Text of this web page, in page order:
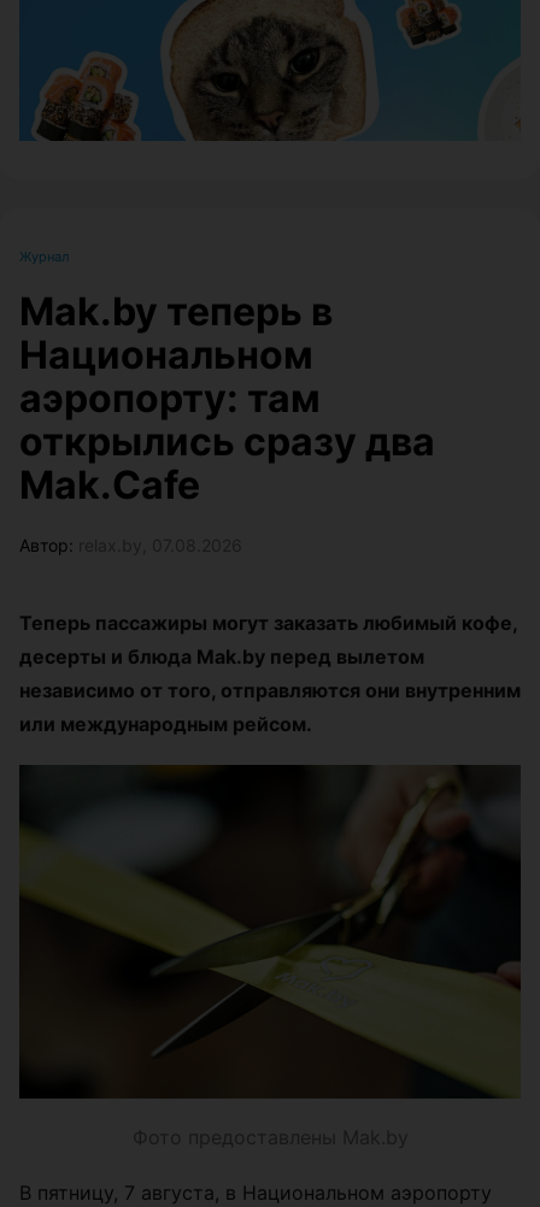
Журнал
Mak.by теперь в
Национальном
аэропорту: там
открылись сразу два
Mak.Cafe
Автор:
Теперь пассажиры могут заказать любимый кофе,
десерты и блюда Mak.by перед вылетом
независимо от того, отправляются они внутренним
или международным рейсом.
Фото предоставлены Mak.by
В пятницу, 7 августа, в Национальном аэропорту